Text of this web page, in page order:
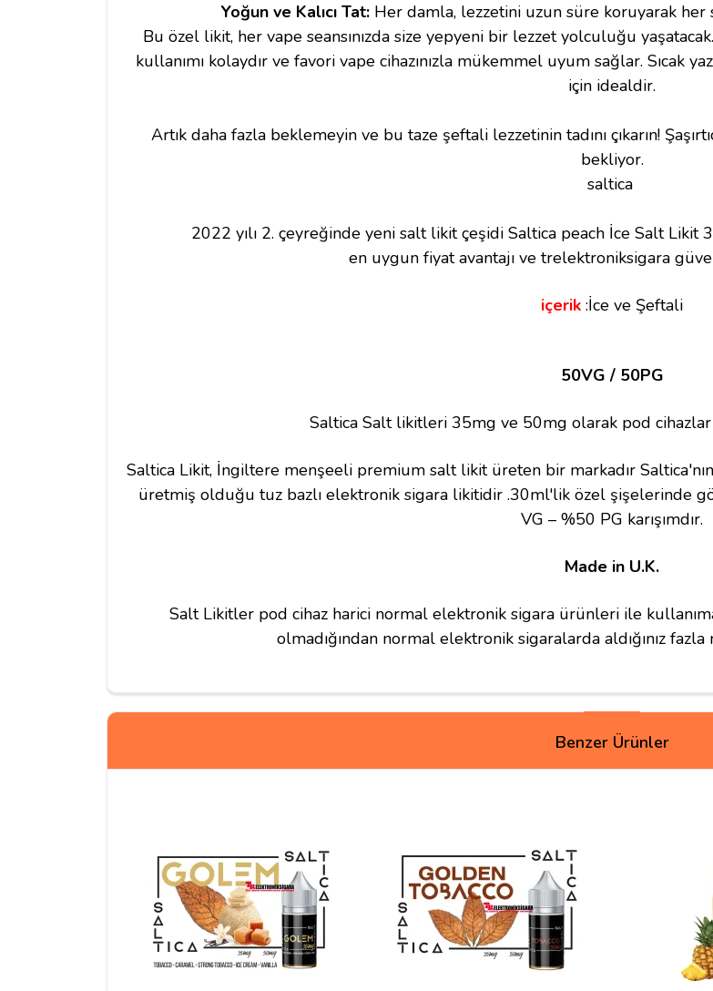
Yoğun ve Kalıcı Tat:Her damla, lezzetini uzun süre koruyarak
Bu özel likit, her vape seansınızda size yepyeni bir lezzet yolculuğu
kullanımı kolaydır ve favori vape cihazınızla mükemmel uyum sağlar.
için idealdir.
Artık daha fazla beklemeyin ve bu taze şeftali lezzetinin tadını çıkarın!
bekliyor.
saltica
2022 yılı 2. çeyreğinde yeni salt likit çeşidi Saltica peach İce Salt
en uygun fiyat avantajı ve trelektroniksigara
içerik :İce ve Şeftali
50VG / 50PG
Saltica Salt likitleri 35mg ve 50mg olarak pod
Saltica Likit, İngiltere menşeeli premium salt likit üreten bir markadır
üretmiş olduğu tuz bazlı elektronik sigara likitidir .30ml'lik özel şişelerinde
VG – %50 PG karışımdır.
Made in U.K.
Salt Likitler pod cihaz harici normal elektronik sigara ürünleri ile
olmadığından normal elektronik sigaralarda aldığınız
Yorumunuz*
Benzer Ürünler